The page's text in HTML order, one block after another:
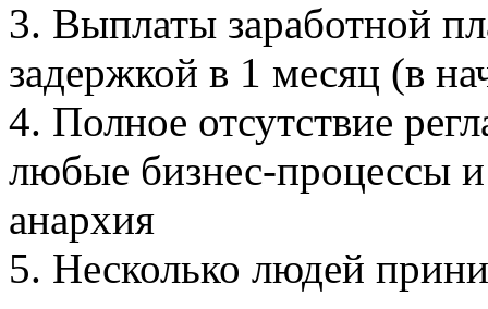
3. Выплаты заработной
задержкой в 1 месяц (в
4. Полное отсутствие
любые бизнес-процессы и
анархия
5. Несколько людей